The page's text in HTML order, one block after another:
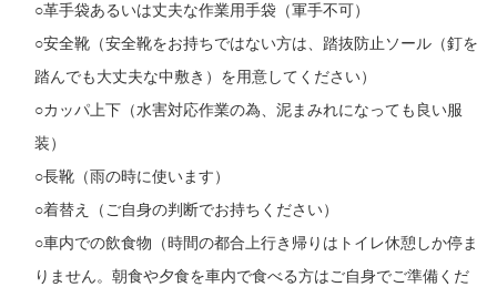
○革手袋あるいは丈夫な作業用手袋（軍手不可）
○安全靴（安全靴をお持ちではない方は、踏抜防止ソール（釘を
踏んでも大丈夫な中敷き）を用意してください）
○カッパ上下（水害対応作業の為、泥まみれになっても良い服
装）
○長靴（雨の時に使います）
○着替え（ご自身の判断でお持ちください）
○車内での飲食物（時間の都合上行き帰りはトイレ休憩しか停ま
りません。朝食や夕食を車内で食べる方はご自身でご準備くだ